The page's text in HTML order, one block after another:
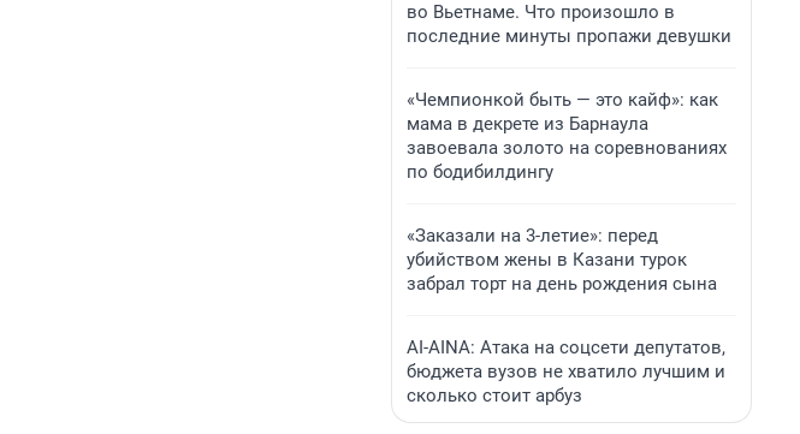
во Вьетнаме. Что произошло в
последние минуты пропажи девушки
«Чемпионкой быть — это кайф»: как
мама в декрете из Барнаула
завоевала золото на соревнованиях
по бодибилдингу
«Заказали на 3-летие»: перед
убийством жены в Казани турок
забрал торт на день рождения сына
AI-AINA: Атака на соцсети депутатов,
бюджета вузов не хватило лучшим и
сколько стоит арбуз